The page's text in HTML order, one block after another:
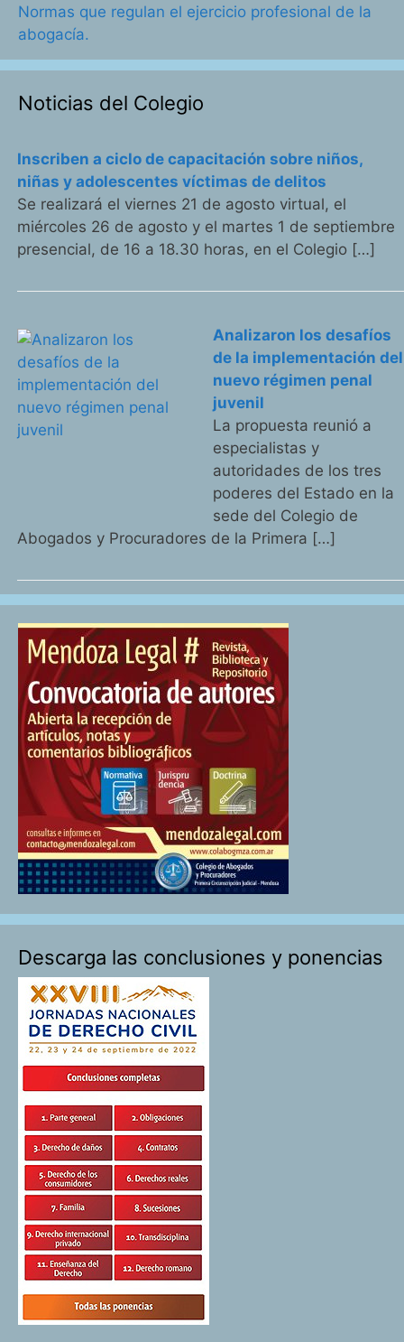
Normas que regulan el ejercicio profesional de la
abogacía.
Noticias del Colegio
Inscriben a ciclo de capacitación sobre niños,
niñas y adolescentes víctimas de delitos
Se realizará el viernes 21 de agosto virtual, el
miércoles 26 de agosto y el martes 1 de septiembre
presencial, de 16 a 18.30 horas, en el Colegio […]
Analizaron los desafíos
de la implementación del
nuevo régimen penal
juvenil
La propuesta reunió a
especialistas y
autoridades de los tres
poderes del Estado en la
sede del Colegio de
Abogados y Procuradores de la Primera […]
Descarga las conclusiones y ponencias